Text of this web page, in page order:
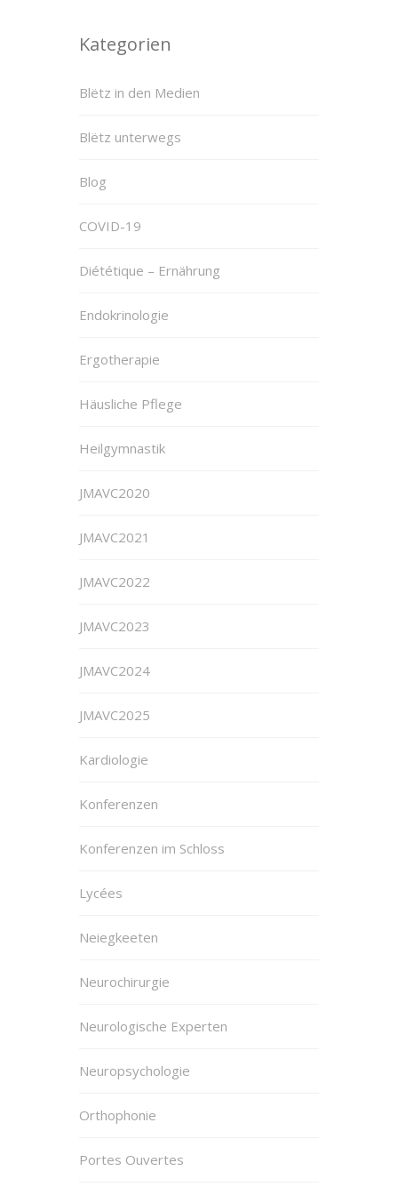
Kategorien
Blëtz in den Medien
Blëtz unterwegs
Blog
COVID-19
Diététique – Ernährung
Endokrinologie
Ergotherapie
Häusliche Pflege
Heilgymnastik
JMAVC2020
JMAVC2021
JMAVC2022
JMAVC2023
JMAVC2024
JMAVC2025
Kardiologie
Konferenzen
Konferenzen im Schloss
Lycées
Neiegkeeten
Neurochirurgie
Neurologische Experten
Neuropsychologie
Orthophonie
Portes Ouvertes